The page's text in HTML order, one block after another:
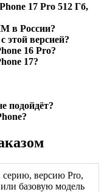
17 Pro 512 Гб,
в России?
этой версией?
16 Pro?
17?
подойдёт?
серию, версию Pro,
базовую модель